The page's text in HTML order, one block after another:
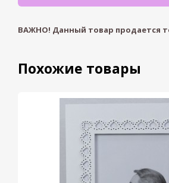
ВАЖНО! Данный товар продается
Похожие товары